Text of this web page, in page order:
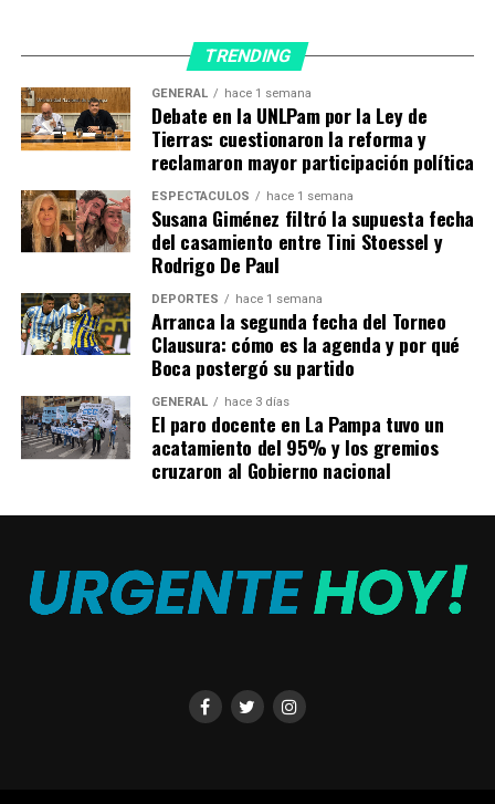
¿Qué le dijo Antonela Roccuzzo a Tini Stoessel?
respondió: “¿Por qué? Este es tu lugar, en la cancha”.
TEMAS RELACIONADOS:
A CONTINUACIÓN
El Gobierno inauguró el Parque Provincial de la Memoria,
TRENDING
GENERAL hace 1 semana
Debate en la UNLPam por la Ley de
Tierras: cuestionaron la reforma y
reclamaron mayor participación política
ESPECTÁCULOS hace 1 semana
Susana Giménez filtró la supuesta fecha
del casamiento entre Tini Stoessel y
Rodrigo De Paul
DEPORTES hace 1 semana
Arranca la segunda fecha del Torneo
Clausura: cómo es la agenda y por qué
Boca postergó su partido
GENERAL hace 3 días
El paro docente en La Pampa tuvo un
acatamiento del 95% y los gremios
cruzaron al Gobierno nacional